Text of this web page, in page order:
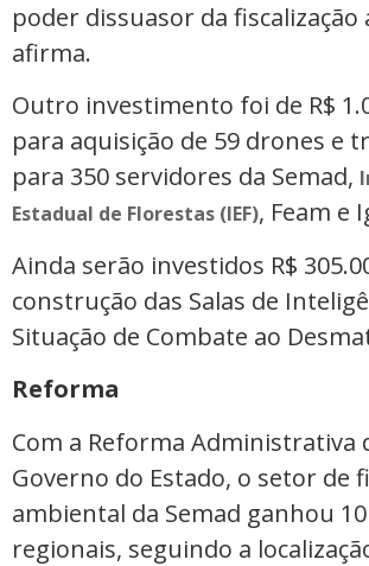
poder dissuasor da fiscalização
afirma.
Outro investimento foi de R$
para aquisição de 59 drones e
para 350 servidores da Semad,
Estadual de Florestas (IEF), Feam e
Ainda serão investidos R$
construção das Salas de
Situação de Combate ao
Reforma
Com a Reforma Administrativa
Governo do Estado, o setor de
ambiental da Semad ganhou
regionais, seguindo a